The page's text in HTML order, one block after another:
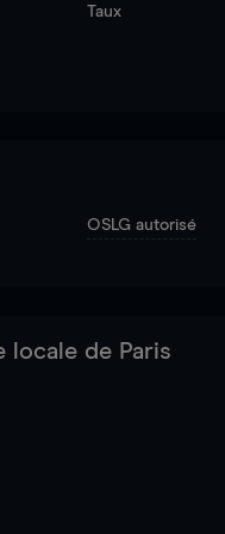
Taux
OSLG autorisé
locale de Paris